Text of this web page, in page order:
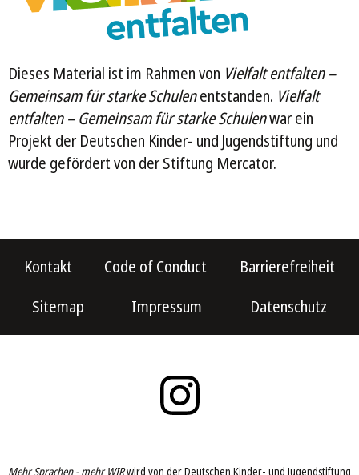
Dieses Material ist im Rahmen von Vielfalt entfalten –
Gemeinsam für starke Schulenentstanden. Vielfalt
entfalten – Gemeinsam für starke Schulenwar ein
Projekt der Deutschen Kinder- und Jugendstiftung und
wurde gefördert von der Stiftung Mercator.
Kontakt Code of Conduct
Barrierefreiheit
Sitemap
Impressum Datenschutz